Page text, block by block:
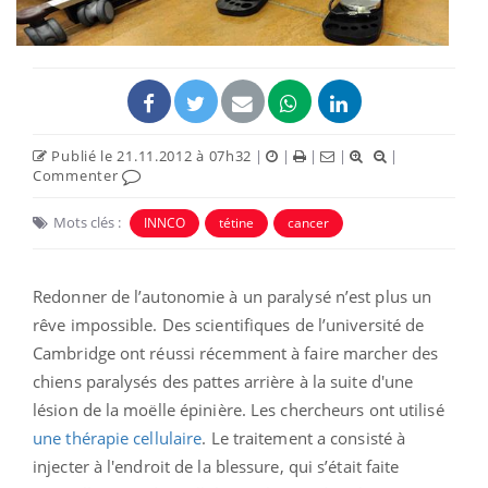
Publié le 21.11.2012 à 07h32 | | | |
|
Commenter
Mots clés : INNCO tétine cancer
Redonner de l’autonomie à un paralysé n’est plus un
rêve impossible. Des scientifiques de l’université de
Cambridge ont réussi récemment à faire marcher des
chiens paralysés des pattes arrière à la suite d'une
lésion de la moëlle épinière. Les chercheurs ont utilisé
une thérapie cellulaire. Le traitement a consisté à
injecter à l'endroit de la blessure, qui s’était faite